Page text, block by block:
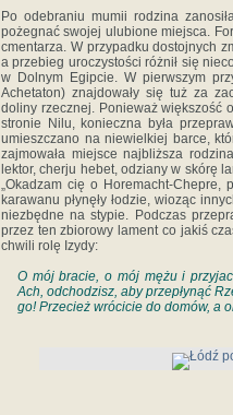
Po odebraniu mumii rodzina
pożegnać swojej ulubione miejsca.
cmentarza. W przypadku dostojnych
a przebieg uroczystości różnił się
w Dolnym Egipcie. W pierwszym
Achetaton) znajdowały się tuż za
doliny rzecznej. Ponieważ większość
stronie Nilu, konieczna była
umieszczano na niewielkiej barce,
zajmowała miejsce najbliższa
lektor, cherju hebet, odziany w skórę
„Okadzam cię o Horemacht-Chepre,
karawanu płynęły łodzie, wioząc
niezbędne na stypie. Podczas
przez ten zbiorowy lament co jakiś
chwili rolę Izydy:
O mój bracie, o mój mężu i
Ach, odchodzisz, aby przepłynąć
go! Przecież wrócicie do domów, a